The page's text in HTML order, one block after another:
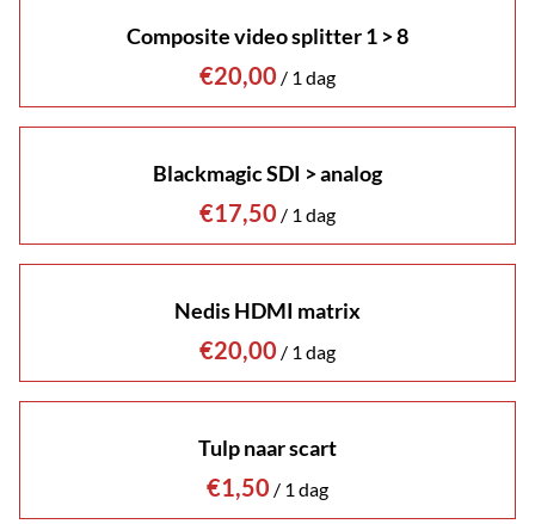
Composite video splitter 1 > 8
/
Blackmagic SDI > analog
/
Nedis HDMI matrix
/
Tulp naar scart
/